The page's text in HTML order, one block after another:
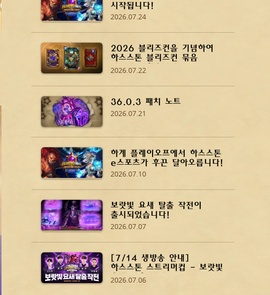
시작됩니다!
2026.07.24
2026 블리즈컨을 기념하여
하스스톤 블리즈컨 묶음
상품이 나왔습니다!
2026.07.22
36.0.3 패치 노트
2026.07.21
하계 플레이오프에서 하스스톤
e스포츠가 후끈 달아오릅니다!
2026.07.10
보랏빛 요새 탈출 작전이
출시되었습니다!
2026.07.07
[7/14 생방송 안내]
하스스톤 스트리머컵 - 보랏빛
요새 탈출 작전
2026.07.06